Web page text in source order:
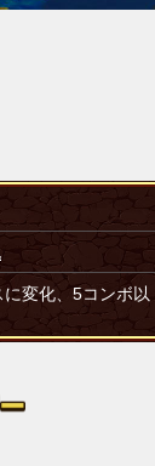
変化、5コンボ以